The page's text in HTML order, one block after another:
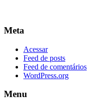
Meta
Acessar
Feed de posts
Feed de comentários
WordPress.org
Menu